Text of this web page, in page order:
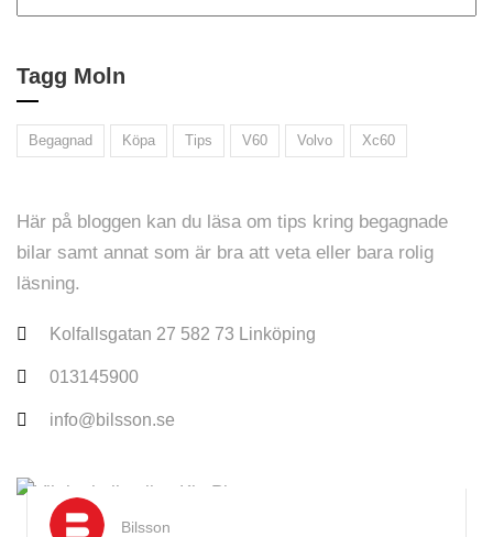
Tagg Moln
Begagnad Köpa Tips V60 Volvo Xc60
Här på bloggen kan du läsa om tips kring begagnade
bilar samt annat som är bra att veta eller bara rolig
läsning.
Kolfallsgatan 27 582 73 Linköping
013145900
info@bilsson.se
Jul 2025Bilsson